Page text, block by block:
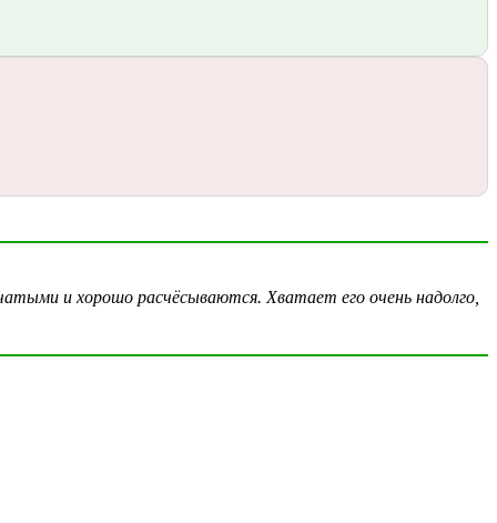
и хорошо расчёсываются. Хватает его очень надолго,